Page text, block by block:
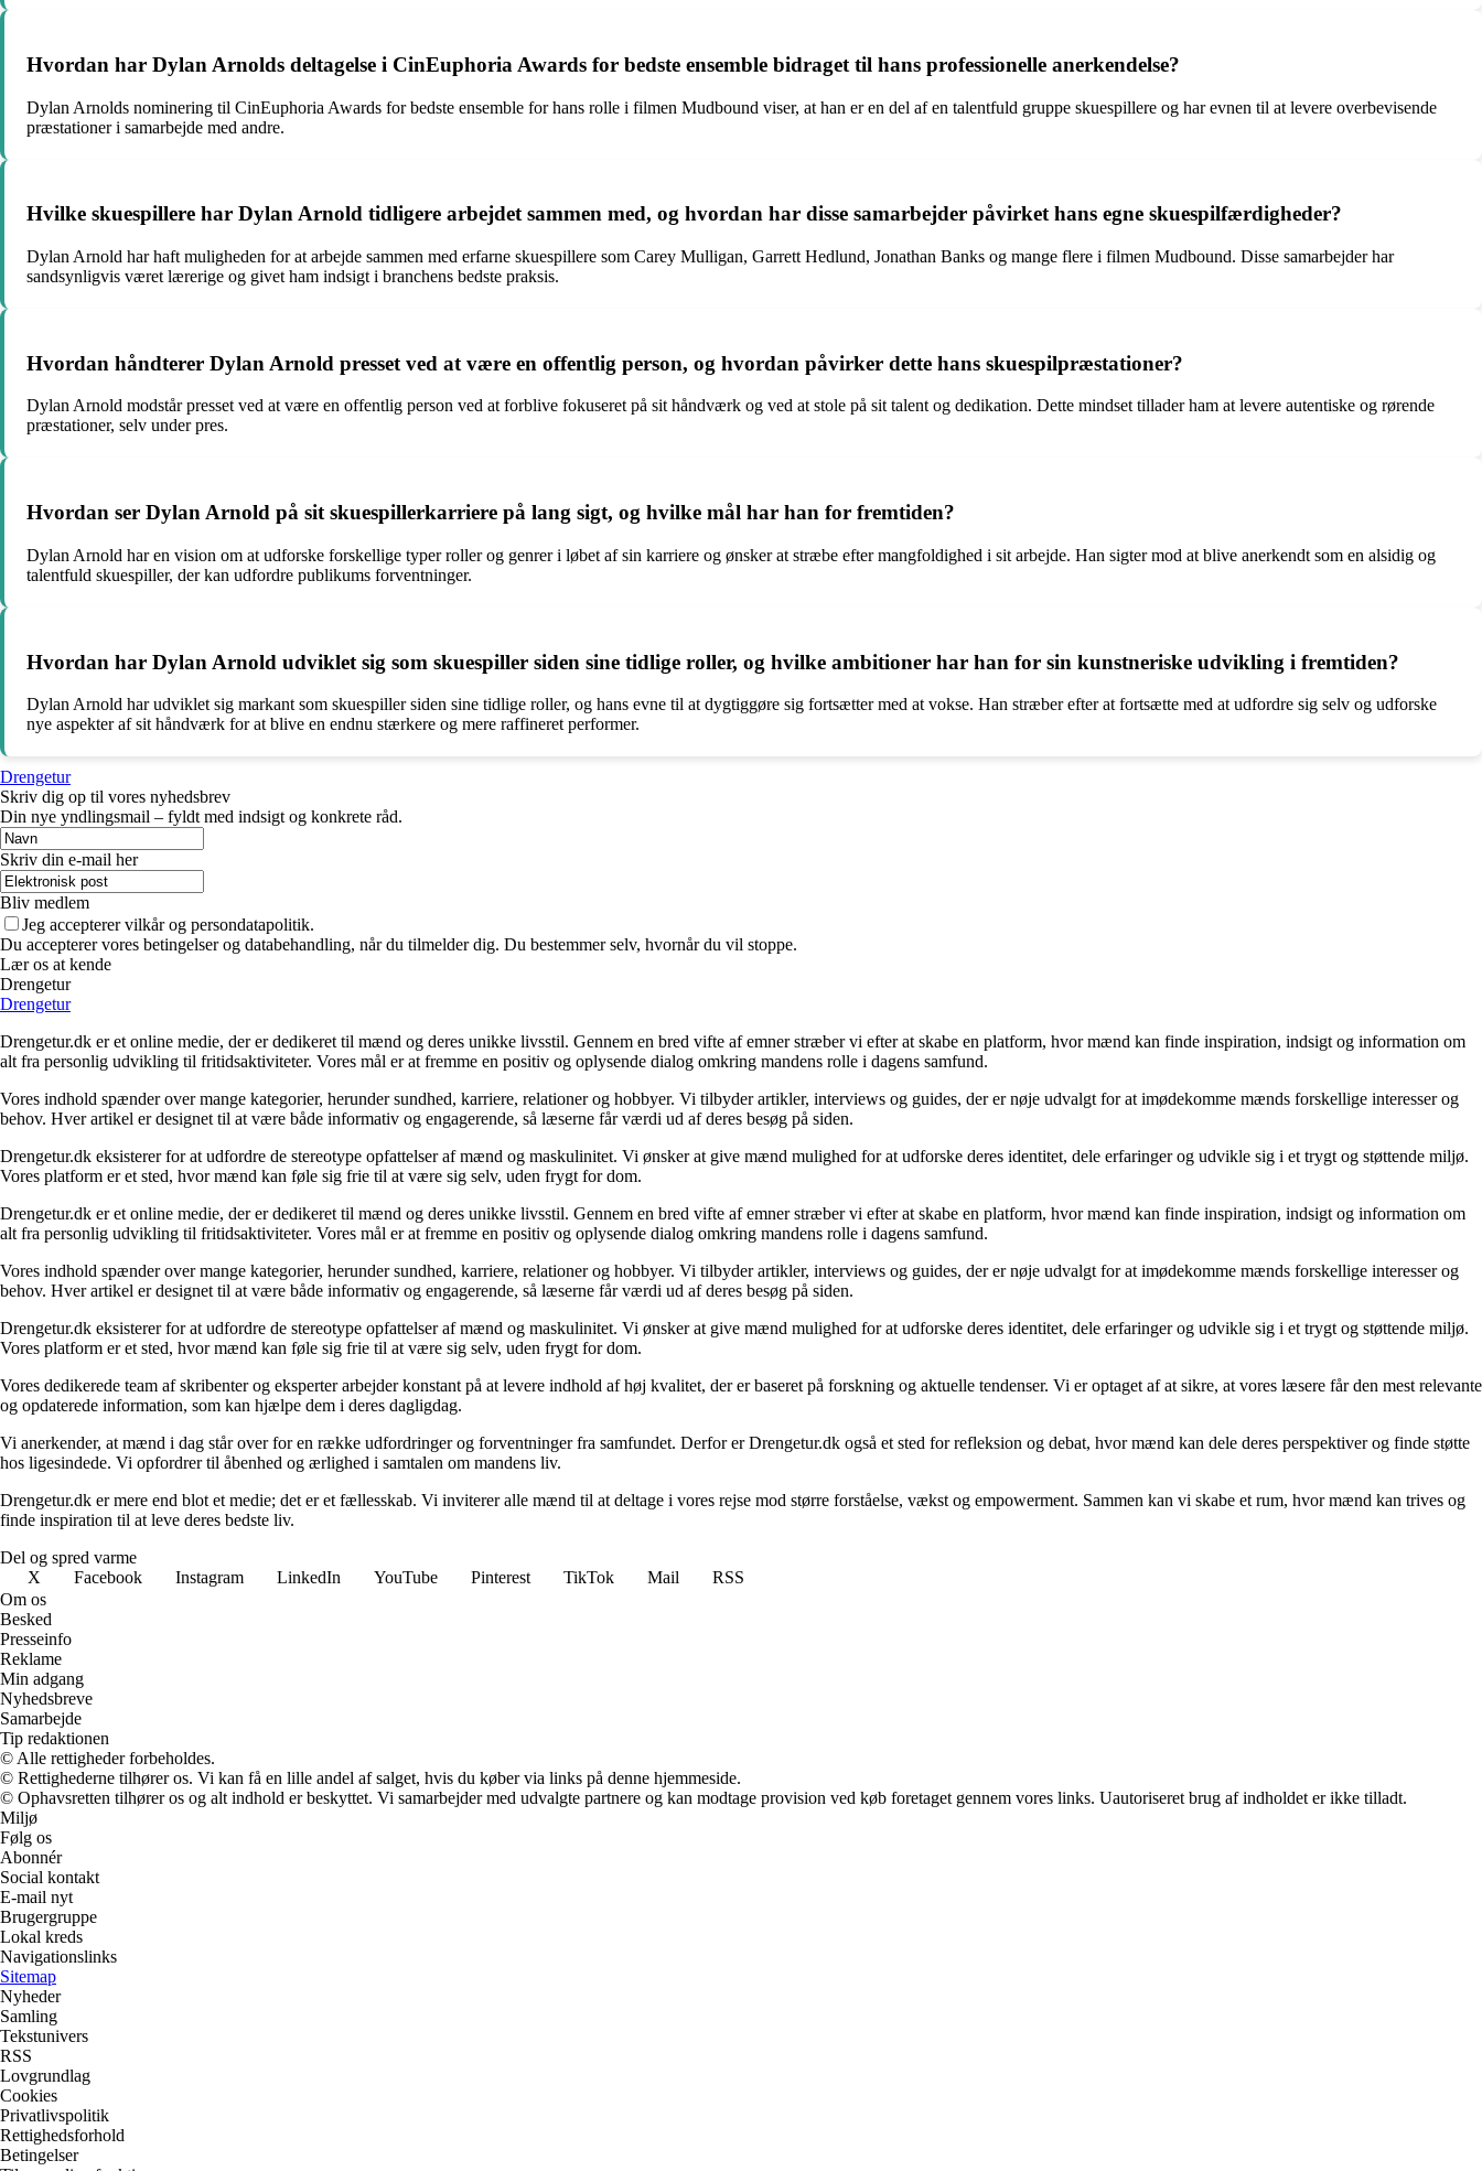
Hvordan har Dylan Arnolds deltagelse i CinEuphoria Awards for bedste ensemble bidraget til hans professionelle anerkendelse?
Dylan Arnolds nominering til CinEuphoria Awards for bedste ensemble for hans rolle i filmen Mudbound viser, at han er en del af en talentfuld gruppe skuespillere og har evnen til at levere overbevisende
præstationer i samarbejde med andre.
Hvilke skuespillere har Dylan Arnold tidligere arbejdet sammen med, og hvordan har disse samarbejder påvirket hans egne skuespilfærdigheder?
Dylan Arnold har haft muligheden for at arbejde sammen med erfarne skuespillere som Carey Mulligan, Garrett Hedlund, Jonathan Banks og mange flere i filmen Mudbound. Disse samarbejder har
sandsynligvis været lærerige og givet ham indsigt i branchens bedste praksis.
Hvordan håndterer Dylan Arnold presset ved at være en offentlig person, og hvordan påvirker dette hans skuespilpræstationer?
Dylan Arnold modstår presset ved at være en offentlig person ved at forblive fokuseret på sit håndværk og ved at stole på sit talent og dedikation. Dette mindset tillader ham at levere autentiske og rørende
præstationer, selv under pres.
Hvordan ser Dylan Arnold på sit skuespillerkarriere på lang sigt, og hvilke mål har han for fremtiden?
Dylan Arnold har en vision om at udforske forskellige typer roller og genrer i løbet af sin karriere og ønsker at stræbe efter mangfoldighed i sit arbejde. Han sigter mod at blive anerkendt som en alsidig og
talentfuld skuespiller, der kan udfordre publikums forventninger.
Hvordan har Dylan Arnold udviklet sig som skuespiller siden sine tidlige roller, og hvilke ambitioner har han for sin kunstneriske udvikling i fremtiden?
Dylan Arnold har udviklet sig markant som skuespiller siden sine tidlige roller, og hans evne til at dygtiggøre sig fortsætter med at vokse. Han stræber efter at fortsætte med at udfordre sig selv og udforske
nye aspekter af sit håndværk for at blive en endnu stærkere og mere raffineret performer.
Drengetur
Skriv dig op til vores nyhedsbrev
Din nye yndlingsmail – fyldt med indsigt og konkrete råd.
Skriv din e-mail her
Bliv medlem
Jeg accepterer vilkår og persondatapolitik.
Du accepterer vores betingelser og databehandling, når du tilmelder dig. Du bestemmer selv, hvornår du vil stoppe.
Lær os at kende
Drengetur
Drengetur
Drengetur.dk er et online medie, der er dedikeret til mænd og deres unikke livsstil. Gennem en bred vifte af emner stræber vi efter at skabe en platform, hvor mænd kan finde inspiration, indsigt og information om
alt fra personlig udvikling til fritidsaktiviteter. Vores mål er at fremme en positiv og oplysende dialog omkring mandens rolle i dagens samfund.
Vores indhold spænder over mange kategorier, herunder sundhed, karriere, relationer og hobbyer. Vi tilbyder artikler, interviews og guides, der er nøje udvalgt for at imødekomme mænds forskellige interesser og
behov. Hver artikel er designet til at være både informativ og engagerende, så læserne får værdi ud af deres besøg på siden.
Drengetur.dk eksisterer for at udfordre de stereotype opfattelser af mænd og maskulinitet. Vi ønsker at give mænd mulighed for at udforske deres identitet, dele erfaringer og udvikle sig i et trygt og støttende miljø.
Vores platform er et sted, hvor mænd kan føle sig frie til at være sig selv, uden frygt for dom.
Drengetur.dk er et online medie, der er dedikeret til mænd og deres unikke livsstil. Gennem en bred vifte af emner stræber vi efter at skabe en platform, hvor mænd kan finde inspiration, indsigt og information om
alt fra personlig udvikling til fritidsaktiviteter. Vores mål er at fremme en positiv og oplysende dialog omkring mandens rolle i dagens samfund.
Vores indhold spænder over mange kategorier, herunder sundhed, karriere, relationer og hobbyer. Vi tilbyder artikler, interviews og guides, der er nøje udvalgt for at imødekomme mænds forskellige interesser og
behov. Hver artikel er designet til at være både informativ og engagerende, så læserne får værdi ud af deres besøg på siden.
Drengetur.dk eksisterer for at udfordre de stereotype opfattelser af mænd og maskulinitet. Vi ønsker at give mænd mulighed for at udforske deres identitet, dele erfaringer og udvikle sig i et trygt og støttende miljø.
Vores platform er et sted, hvor mænd kan føle sig frie til at være sig selv, uden frygt for dom.
Vores dedikerede team af skribenter og eksperter arbejder konstant på at levere indhold af høj kvalitet, der er baseret på forskning og aktuelle tendenser. Vi er optaget af at sikre, at vores læsere får den mest relevante
og opdaterede information, som kan hjælpe dem i deres dagligdag.
Vi anerkender, at mænd i dag står over for en række udfordringer og forventninger fra samfundet. Derfor er Drengetur.dk også et sted for refleksion og debat, hvor mænd kan dele deres perspektiver og finde støtte
hos ligesindede. Vi opfordrer til åbenhed og ærlighed i samtalen om mandens liv.
Drengetur.dk er mere end blot et medie; det er et fællesskab. Vi inviterer alle mænd til at deltage i vores rejse mod større forståelse, vækst og empowerment. Sammen kan vi skabe et rum, hvor mænd kan trives og
finde inspiration til at leve deres bedste liv.
Del og spred varme
X
Facebook Instagram LinkedIn YouTube Pinterest TikTok Mail
RSS
Om os
Besked
Presseinfo
Reklame
Min adgang
Nyhedsbreve
Samarbejde
Tip redaktionen
© Alle rettigheder forbeholdes.
© Rettighederne tilhører os. Vi kan få en lille andel af salget, hvis du køber via links på denne hjemmeside.
© Ophavsretten tilhører os og alt indhold er beskyttet. Vi samarbejder med udvalgte partnere og kan modtage provision ved køb foretaget gennem vores links. Uautoriseret brug af indholdet er ikke tilladt.
Miljø
Følg os
Abonnér
Social kontakt
E-mail nyt
Brugergruppe
Lokal kreds
Navigationslinks
Sitemap
Nyheder
Samling
Tekstunivers
RSS
Lovgrundlag
Cookies
Privatlivspolitik
Rettighedsforhold
Betingelser